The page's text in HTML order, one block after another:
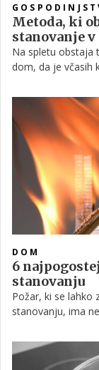
Metoda, ki
stanovanje
Na spletu obstaja
dom, da je včasih
pospravljanje, ki
'Pomodoro'.
DOM
6
stanovanju
Požar, ki se lahko
stanovanju, ima
grozljive
minut. Imeti